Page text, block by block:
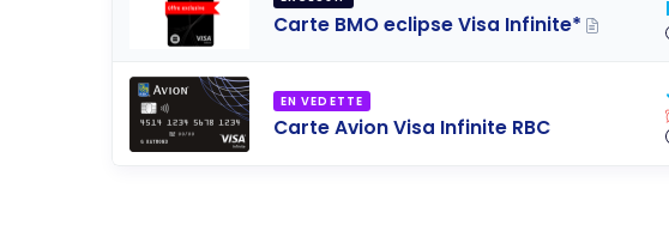
Carte BMO eclipse Visa Infinite*
EN VEDETTE
Carte Avion Visa Infinite RBC